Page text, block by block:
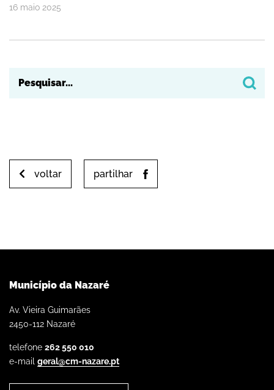
16 maio 2025
voltar partilhar
Município da Nazaré
Av. Vieira Guimarães
2450-112 Nazaré
telefone 262 550 010
e-mail geral@cm-nazare.pt